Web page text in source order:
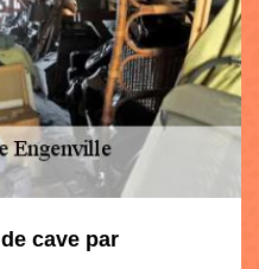
cave par